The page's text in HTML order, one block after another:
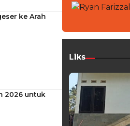
ke Arah
2026 untuk
Liks